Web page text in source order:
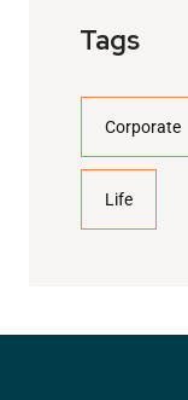
Tags
Corporate
Life